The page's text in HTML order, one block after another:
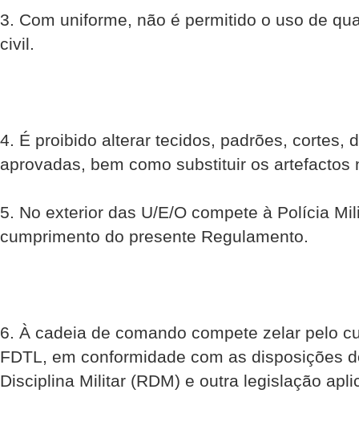
3. Com uniforme, não é permitido o uso de
civil.
4. É proibido alterar tecidos, padrões, cortes,
aprovadas, bem como substituir os artefactos
5. No exterior das U/E/O compete à Polícia
cumprimento do presente Regulamento.
6. À cadeia de comando compete zelar pelo
FDTL, em conformidade com as disposições
Disciplina Militar (RDM) e outra legislação